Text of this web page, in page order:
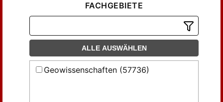
Füchtbauer, Hans (73)
Gagel, C. (186)
Gerth, H. (277)
Grabert, Hellmut (92)
Haarmann, Erich (141)
Harrassowitz, Hermann (89)
Leipzig (404)
Stuttgart (3282)
FACHGEBIETE
ALLE AUSWÄHLEN
Geowissenschaften (57736)